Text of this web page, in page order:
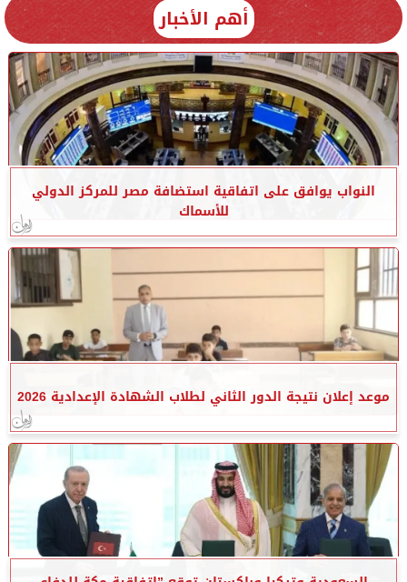
أهم الأخبار
النواب يوافق على اتفاقية استضافة مصر للمركز الدولي
للأسماك
موعد إعلان نتيجة الدور الثاني لطلاب الشهادة الإعدادية 2026